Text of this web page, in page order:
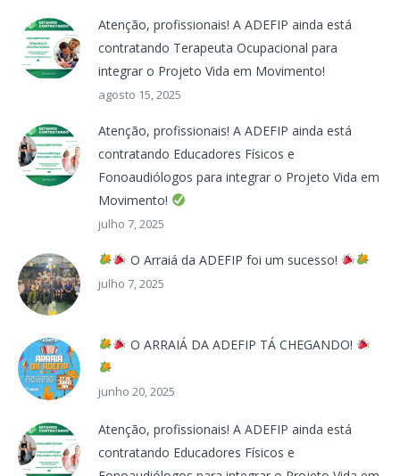
Atenção, profissionais! A ADEFIP ainda está
contratando Terapeuta Ocupacional para
integrar o Projeto Vida em Movimento!
agosto 15, 2025
Atenção, profissionais! A ADEFIP ainda está
contratando Educadores Físicos e
Fonoaudiólogos para integrar o Projeto Vida em
Movimento!
julho 7, 2025
O Arraiá da ADEFIP foi um sucesso!
julho 7, 2025
O ARRAIÁ DA ADEFIP TÁ CHEGANDO!
junho 20, 2025
Atenção, profissionais! A ADEFIP ainda está
contratando Educadores Físicos e